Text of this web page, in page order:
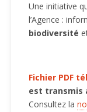
Une initiative
l’Agence :
biodiversité
Fichier PDF
est transmis
Consultez la